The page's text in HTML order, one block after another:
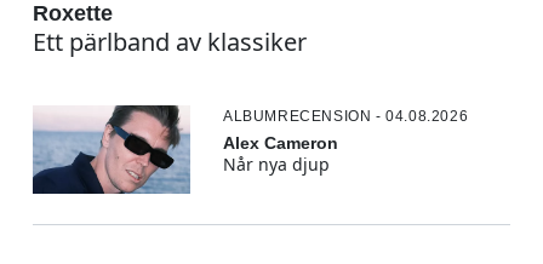
Roxette
Ett pärlband av klassiker
ALBUMRECENSION - 04.08.2026
Alex Cameron
Når nya djup